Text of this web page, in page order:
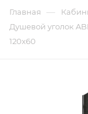
Главная —
Душевой уголок
120x60